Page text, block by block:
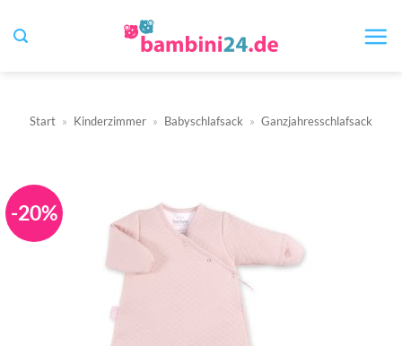
Inhalt
Start » Kinderzimmer » Babyschlafsack » Ganzjahresschlafsack
-20%